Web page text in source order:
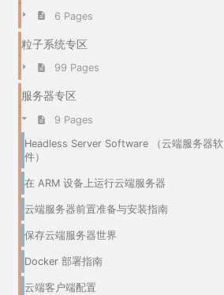
6 Pages
粒子系统专区
99 Pages
服务器专区
9 Pages
Headless Server Software （云端服务器软
件）
在 ARM 设备上运行云端服务器
云端服务器前置准备与安装指南
保存云端服务器世界
Docker 部署指南
云端客户端配置